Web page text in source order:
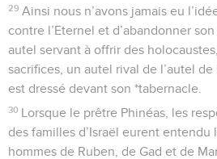
29 Ainsi nous n’avons jamais eu
contre l’Eternel et d’abandonner
autel servant à offrir des
sacrifices, un autel rival de l’autel
est dressé devant son *tabernacle.
30 Lorsque le prêtre Phinéas, les
des familles d’Israël eurent entendu
hommes de Ruben, de Gad et de